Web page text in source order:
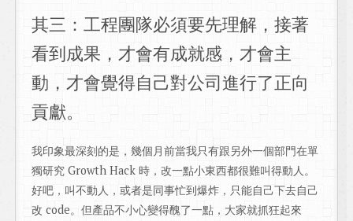
其三：工程團隊必須要先理解，接著
看到成果，才會有成就感，才會主
動，才會覺得自己對公司進行了正向
貢獻。
我印象最深刻的是，幾個月前當我只有跟另外一個部門在單
獨研究 Growth Hack 時，改一點小東西都很難叫得動人。
好吧，叫不動人，或者是同事忙到爆炸，只能自己下去自己
改 code。但產品不小心變得醜了一點，大家就抓狂起來